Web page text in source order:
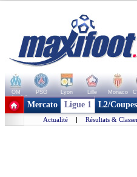
OM PSG Lyon Lille Monaco
+ de clubs
Mercato Ligue 1 L2/Coupes
Actualité | Résultats &